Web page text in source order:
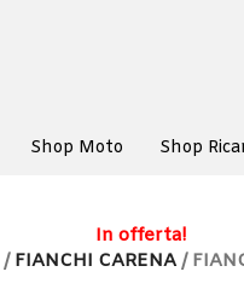
Shop Moto Shop
/ FIANCHI CARENA /
In offerta!